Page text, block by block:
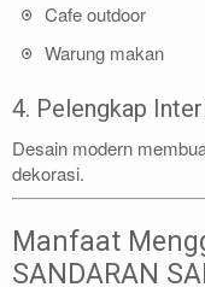
Cafe outdoor
Warung makan
4. Pelengkap
Desain modern
dekorasi.
Manfaat
SANDARAN